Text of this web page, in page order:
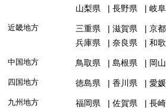
山梨県
長野県 岐
近畿地方 三重県 滋賀県 京
兵庫県
奈良県 和
中国地方 鳥取県 島根県 岡
四国地方 徳島県 香川県 愛
九州地方 福岡県 佐賀県 長